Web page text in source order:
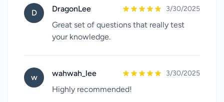
D DragonLee 3/30/2025
Great set of questions that really test
your knowledge.
w wahwah_lee 3/30/2025
Highly recommended!